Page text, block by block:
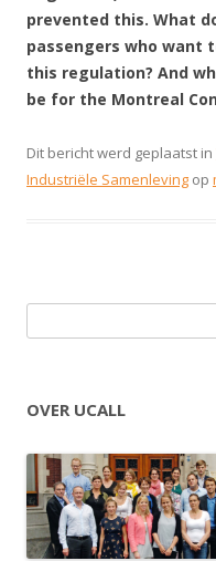
prevented this. What
passengers who want
this regulation? And
be for the Montreal
Dit bericht werd geplaatst in
Industriële Samenleving op
OVER UCALL